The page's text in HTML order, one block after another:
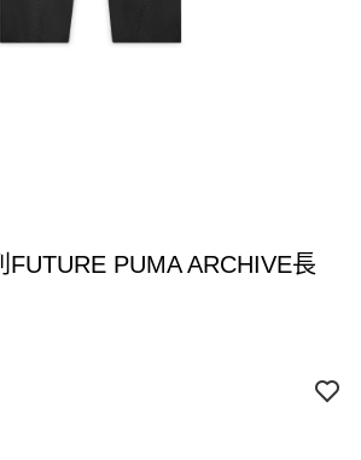
FUTURE PUMA ARCHIVE長